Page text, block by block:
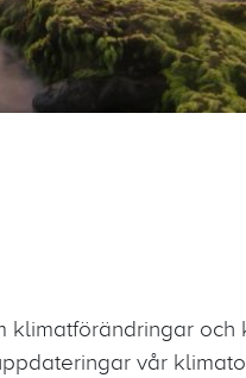
klimatförändringar
vår